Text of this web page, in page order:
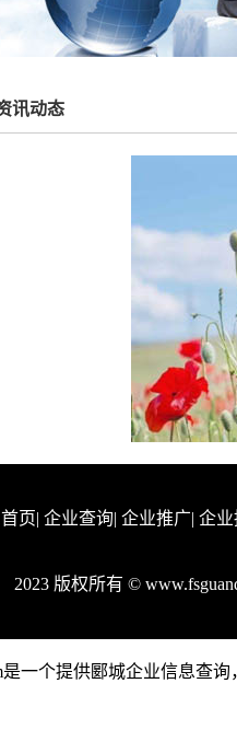
讯动态
首页| 企业查询| 企业推广| 企
2023 版权所有 ©
是一个提供郾城企业信息查